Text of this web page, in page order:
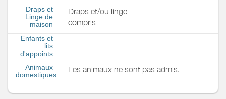
Draps et
Linge de
maison
Draps et/ou linge
compris
Enfants et
lits
d'appoints
Animaux
domestiques
Les animaux ne sont pas admis.